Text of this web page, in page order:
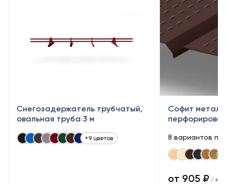
Снегозадержатель трубчатый,
овальная труба 3 м
+9 цветов
Софит
8 вариантов
от 905 ₽ / м²